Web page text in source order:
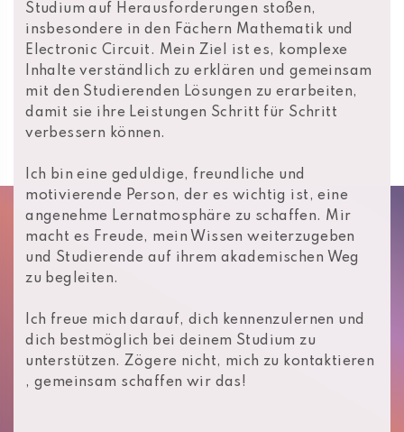
Studium auf Herausforderungen stoßen,
insbesondere in den Fächern Mathematik und
Electronic Circuit. Mein Ziel ist es, komplexe
Inhalte verständlich zu erklären und gemeinsam
mit den Studierenden Lösungen zu erarbeiten,
damit sie ihre Leistungen Schritt für Schritt
verbessern können.
Ich bin eine geduldige, freundliche und
motivierende Person, der es wichtig ist, eine
angenehme Lernatmosphäre zu schaffen. Mir
macht es Freude, mein Wissen weiterzugeben
und Studierende auf ihrem akademischen Weg
zu begleiten.
Ich freue mich darauf, dich kennenzulernen und
dich bestmöglich bei deinem Studium zu
unterstützen. Zögere nicht, mich zu kontaktieren
, gemeinsam schaffen wir das!